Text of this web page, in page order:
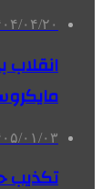
۱۴۰۴/
۱۴۰۵/۰۱/
تکذیب